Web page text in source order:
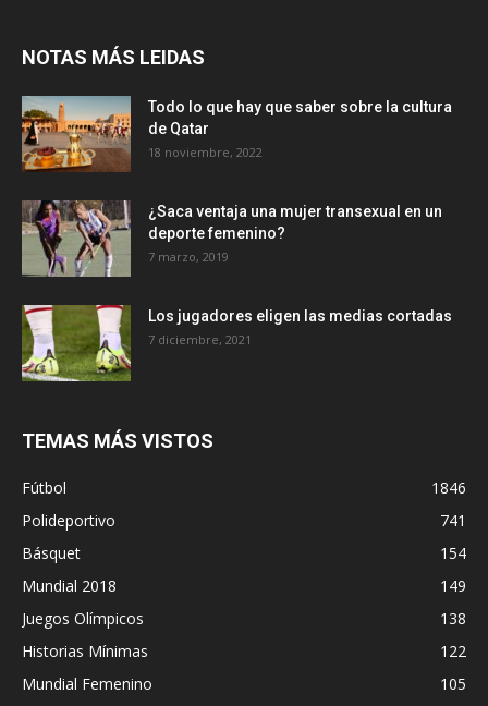
NOTAS MÁS LEIDAS
Todo lo que hay que saber sobre la cultura
de Qatar
18 noviembre, 2022
¿Saca ventaja una mujer transexual en un
deporte femenino?
7 marzo, 2019
Los jugadores eligen las medias cortadas
7 diciembre, 2021
TEMAS MÁS VISTOS
Fútbol
1846
Polideportivo
741
Básquet
154
Mundial 2018
149
Juegos Olímpicos
138
Historias Mínimas
122
Mundial Femenino
105